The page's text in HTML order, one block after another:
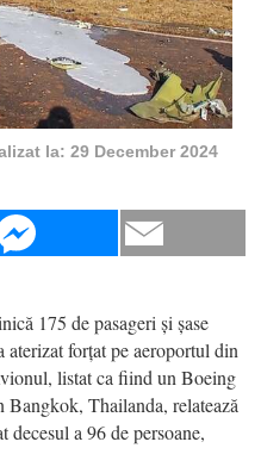
la: 29 December 2024
175 de pasageri și șase
forțat pe aeroportul din
listat ca fiind un Boeing
Thailanda, relatează
a 96 de persoane,